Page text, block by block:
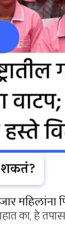
महिलांना
का, हे